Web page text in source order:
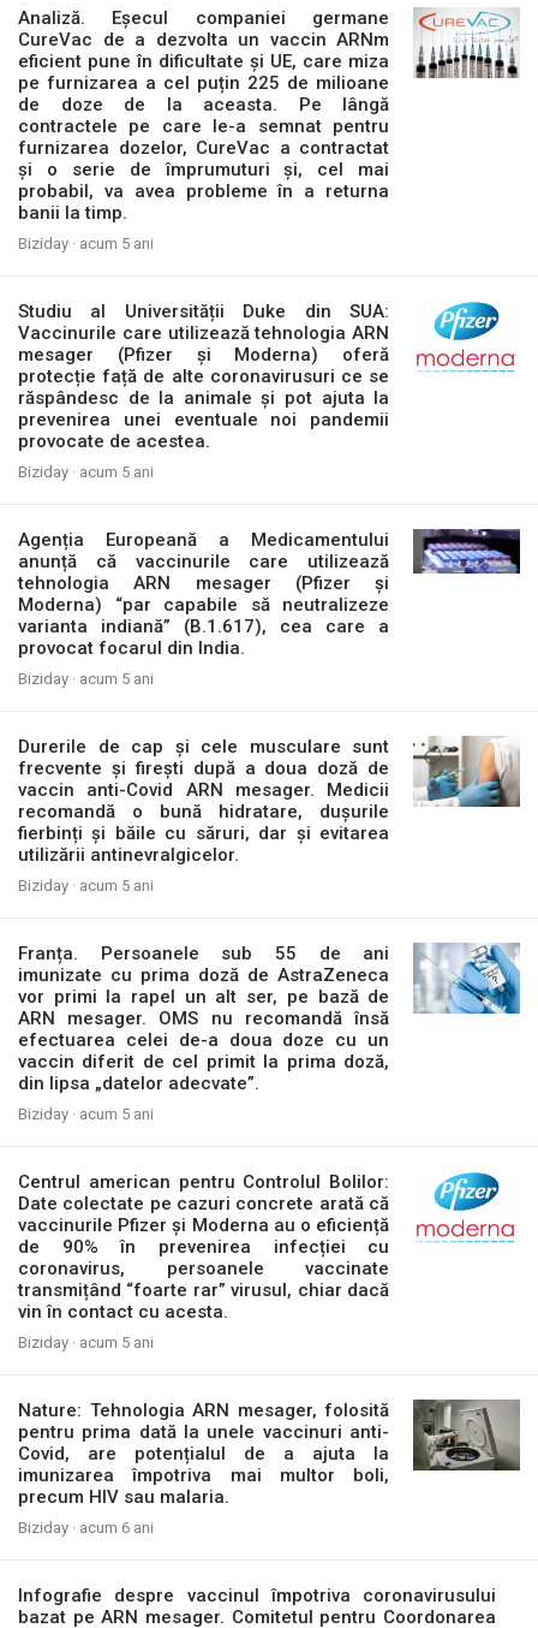
Analiză. Eșecul companiei germane
CureVac de a dezvolta un vaccin ARNm
eficient pune în dificultate și UE, care miza
pe furnizarea a cel puțin 225 de milioane
de doze de la aceasta. Pe lângă
contractele pe care le-a semnat pentru
furnizarea dozelor, CureVac a contractat
și o serie de împrumuturi și, cel mai
probabil, va avea probleme în a returna
banii la timp.
Biziday · acum 5 ani
Studiu al Universității Duke din SUA:
Vaccinurile care utilizează tehnologia ARN
mesager (Pfizer și Moderna) oferă
protecție față de alte coronavirusuri ce se
răspândesc de la animale și pot ajuta la
prevenirea unei eventuale noi pandemii
provocate de acestea.
Biziday · acum 5 ani
Agenția Europeană a Medicamentului
anunță că vaccinurile care utilizează
tehnologia ARN mesager (Pfizer și
Moderna) “par capabile să neutralizeze
varianta indiană” (B.1.617), cea care a
provocat focarul din India.
Biziday · acum 5 ani
Durerile de cap și cele musculare sunt
frecvente și firești după a doua doză de
vaccin anti-Covid ARN mesager. Medicii
recomandă o bună hidratare, dușurile
fierbinți și băile cu săruri, dar și evitarea
utilizării antinevralgicelor.
Biziday · acum 5 ani
Franța. Persoanele sub 55 de ani
imunizate cu prima doză de AstraZeneca
vor primi la rapel un alt ser, pe bază de
ARN mesager. OMS nu recomandă însă
efectuarea celei de-a doua doze cu un
vaccin diferit de cel primit la prima doză,
din lipsa „datelor adecvate”.
Biziday · acum 5 ani
Centrul american pentru Controlul Bolilor:
Date colectate pe cazuri concrete arată că
vaccinurile Pfizer și Moderna au o eficiență
de 90% în prevenirea infecției cu
coronavirus, persoanele vaccinate
transmițând “foarte rar” virusul, chiar dacă
vin în contact cu acesta.
Biziday · acum 5 ani
Nature: Tehnologia ARN mesager, folosită
pentru prima dată la unele vaccinuri anti-
Covid, are potențialul de a ajuta la
imunizarea împotriva mai multor boli,
precum HIV sau malaria.
Biziday · acum 6 ani
Infografie despre vaccinul împotriva coronavirusului
bazat pe ARN mesager. Comitetul pentru Coordonarea